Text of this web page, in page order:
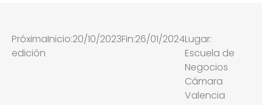
Próxima
edición
Inicio:20/10/2023Fin:26/01/2024Lugar:
Escuela de
Negocios
Cámara
Valencia